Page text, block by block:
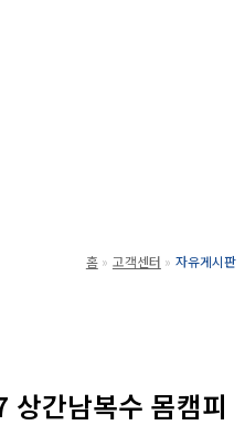
홈 고객센터 자유게시판
간남복수 몸캠피